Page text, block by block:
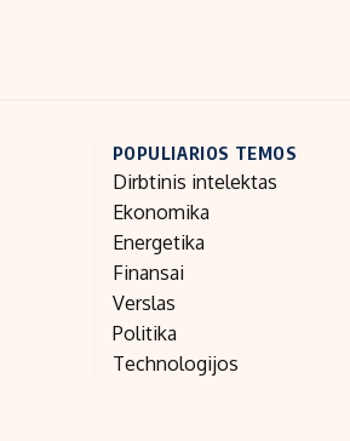
POPULIARIOS TEMOS
Dirbtinis intelektas
Ekonomika
Energetika
Finansai
Verslas
Politika
Technologijos